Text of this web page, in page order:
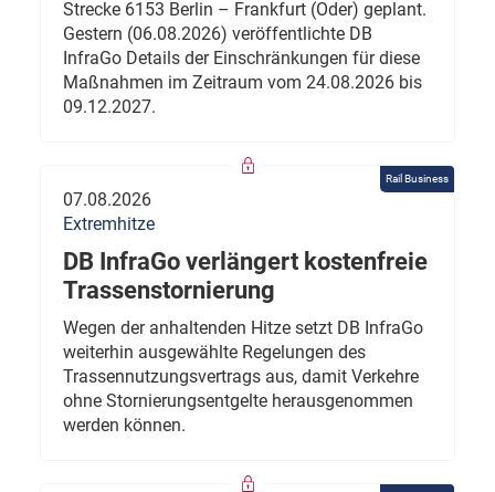
Strecke 6153 Berlin – Frankfurt (Oder) geplant.
Gestern (06.08.2026) veröffentlichte DB
InfraGo Details der Einschränkungen für diese
Maßnahmen im Zeitraum vom 24.08.2026 bis
09.12.2027.
Rail Business
07.08.2026
Extremhitze
DB InfraGo verlängert kostenfreie
Trassenstornierung
Wegen der anhaltenden Hitze setzt DB InfraGo
weiterhin ausgewählte Regelungen des
Trassennutzungsvertrags aus, damit Verkehre
ohne Stornierungsentgelte herausgenommen
werden können.